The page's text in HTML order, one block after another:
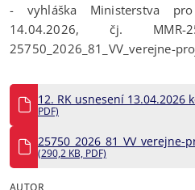
- vyhláška Ministerstva
14.04.2026, čj. MMR-
25750_2026_81_VV_verejne-
12. RK usnesení 13.04.2026
PDF)
25750_2026_81_VV_verejne-
(290,2 KB, PDF)
AUTOR